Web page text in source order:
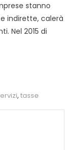
stanno
indirette, calerà
Nel 2015 di
, tasse